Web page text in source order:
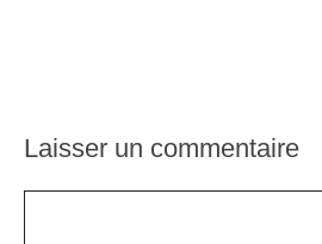
Laisser un commentaire